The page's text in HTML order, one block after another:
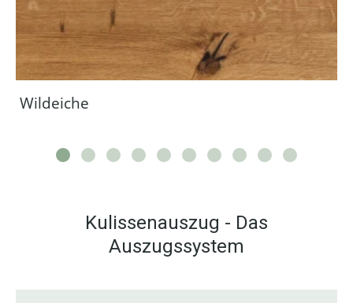
Wildeiche
Kulissenauszug - Das
Auszugssystem